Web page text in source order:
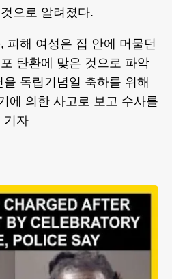
으로 알려졌다.
피해 여성은 집 안에 머물던
탄환에 맞은 것으로 파악
독립기념일 축하를 위해
에 의한 사고로 보고 수사를
기자